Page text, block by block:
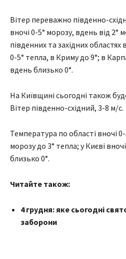
Вітер переважно південно-
вночі 0-5° морозу, вдень від 2°
південних та західних областях
0-5° тепла, в Криму до 9°; в
вдень близько 0°.
На Київщині сьогодні також
Вітер південно-східний, 3-8 м/с.
Температура по області вночі
морозу до 3° тепла; у Києві
близько 0°.
Читайте також:
4 грудня: яке сьогодні
заборони